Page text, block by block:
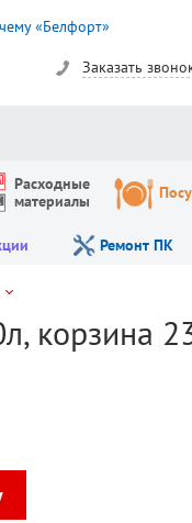
«Белфорт»
Заказать
Расходные
материалы
Ремонт ПК
корзина